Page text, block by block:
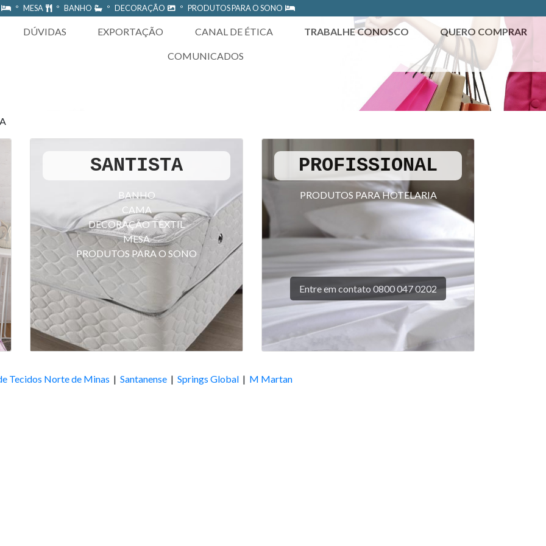
º MESA º BANHO º DECORAÇÃO º PRODUTOS PARA O SONO
DÚVIDAS EXPORTAÇÃO CANAL DE ÉTICA TRABALHE CONOSCO QUERO COMPRAR
COMUNICADOS
SANTISTA
BANHO
CAMA
DECORAÇÃO TÊXTIL
MESA
PRODUTOS PARA O SONO
PROFISSIONAL
PRODUTOS PARA HOTELARIA
Entre em contato 0800 047 0202
Tecidos Norte de Minas | Santanense | Springs Global | M Martan